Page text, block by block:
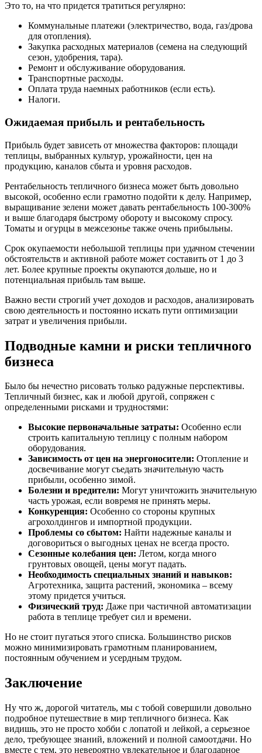
Это то, на что придется тратиться регулярно:
Коммунальные платежи (электричество, вода, газ/дрова
для отопления).
Закупка расходных материалов (семена на следующий
сезон, удобрения, тара).
Ремонт и обслуживание оборудования.
Транспортные расходы.
Оплата труда наемных работников (если есть).
Налоги.
Ожидаемая прибыль и рентабельность
Прибыль будет зависеть от множества факторов: площади
теплицы, выбранных культур, урожайности, цен на
продукцию, каналов сбыта и уровня расходов.
Рентабельность тепличного бизнеса может быть довольно
высокой, особенно если грамотно подойти к делу. Например,
выращивание зелени может давать рентабельность 100-300%
и выше благодаря быстрому обороту и высокому спросу.
Томаты и огурцы в межсезонье также очень прибыльны.
Срок окупаемости небольшой теплицы при удачном стечении
обстоятельств и активной работе может составить от 1 до 3
лет. Более крупные проекты окупаются дольше, но и
потенциальная прибыль там выше.
Важно вести строгий учет доходов и расходов, анализировать
свою деятельность и постоянно искать пути оптимизации
затрат и увеличения прибыли.
Подводные камни и риски тепличного
бизнеса
Было бы нечестно рисовать только радужные перспективы.
Тепличный бизнес, как и любой другой, сопряжен с
определенными рисками и трудностями:
Высокие первоначальные затраты: Особенно если
строить капитальную теплицу с полным набором
оборудования.
Зависимость от цен на энергоносители: Отопление и
досвечивание могут съедать значительную часть
прибыли, особенно зимой.
Болезни и вредители: Могут уничтожить значительную
часть урожая, если вовремя не принять меры.
Конкуренция: Особенно со стороны крупных
агрохолдингов и импортной продукции.
Проблемы со сбытом: Найти надежные каналы и
договориться о выгодных ценах не всегда просто.
Сезонные колебания цен: Летом, когда много
грунтовых овощей, цены могут падать.
Необходимость специальных знаний и навыков:
Агротехника, защита растений, экономика – всему
этому придется учиться.
Физический труд: Даже при частичной автоматизации
работа в теплице требует сил и времени.
Но не стоит пугаться этого списка. Большинство рисков
можно минимизировать грамотным планированием,
постоянным обучением и усердным трудом.
Заключение
Ну что ж, дорогой читатель, мы с тобой совершили довольно
подробное путешествие в мир тепличного бизнеса. Как
видишь, это не просто хобби с лопатой и лейкой, а серьезное
дело, требующее знаний, вложений и полной самоотдачи. Но
вместе с тем, это невероятно увлекательное и благодарное